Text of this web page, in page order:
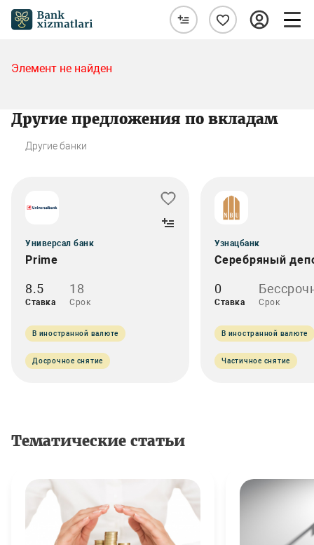
Элемент не найден
Другие предложения по вкладам
Другие банки
Универсал банк
Prime
8.5
Ставка
18
Срок
В иностранной валюте
Досрочное снятие
Узнацбанк
Серебряный
0
Ставка Срок
В иностранной валюте
Частичное снятие
Тематические статьи